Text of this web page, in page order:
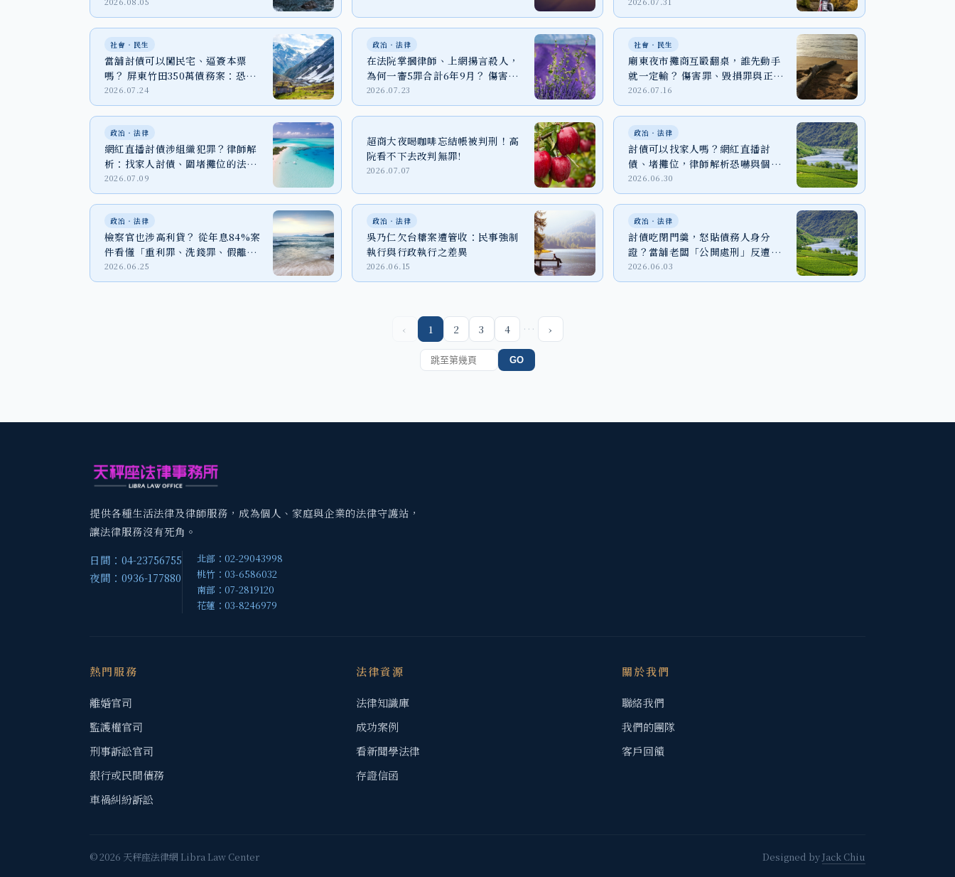
社會‧民生
當舖討債可以闖民宅、逼簽本票
嗎？ 屏東竹田350萬債務案：恐嚇
取財、強制罪與家屬自保
2026.07.24
政治‧法律
在法院掌摑律師、上網揚言殺人，
為何一審5罪合計6年9月？ 傷害、
恐嚇與個資法一次看懂
2026.07.23
社會‧民生
廟東夜市攤商互毆翻桌，誰先動手
就一定輸？ 傷害罪、毀損罪與正當
防衛一次看
2026.07.16
政治‧法律
網紅直播討債涉組織犯罪？律師解
析：找家人討債、圍堵攤位的法律
代價
2026.07.09
超商大夜喝咖啡忘結帳被判刑！高
院看不下去改判無罪!
2026.07.07
政治‧法律
討債可以找家人嗎？網紅直播討
債、堵攤位，律師解析恐嚇與個資
外洩風險
2026.06.30
政治‧法律
檢察官也涉高利貸？ 從年息84%案
件看懂「重利罪、洗錢罪、假離
婚」法律風險
2026.06.25
政治‧法律
吳乃仁欠台糖案遭管收：民事強制
執行與行政執行之差異
2026.06.15
政治‧法律
討債吃閉門羹，怒貼債務人身分
證？當舖老闆「公開處刑」反遭判
刑！
2026.06.03
‹ 1 2 3 4 … ›
GO
提供各種生活法律及律師服務，成為個人、家庭與企業的法律守護站，
讓法律服務沒有死角。
日間：04-23756755
夜間：0936-177880
北部：02-29043998
桃竹：03-6586032
南部：07-2819120
花蓮：03-8246979
熱門服務
離婚官司
監護權官司
刑事訴訟官司
銀行或民間債務
車禍糾紛訴訟
法律資源
法律知識庫
成功案例
看新聞學法律
存證信函
關於我們
聯絡我們
我們的團隊
客戶回饋
© 2026 天秤座法律網 Libra Law Center Designed byJack Chiu